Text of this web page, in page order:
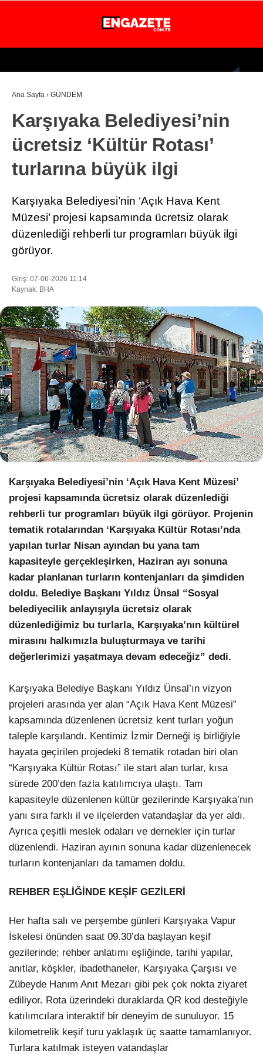
WhatsApp İhbar Hattı
Facebook
Instagram
Youtube
Pinterest
Dribbble
27.3
İSTANBUL
GÜNDEM
EKONOMİ
DÜNYA
MAGAZİN
SAĞLIK
TEKNOLOJİ
Ana Sayfa › GÜNDEM
Karşıyaka Belediyesi’nin
ücretsiz ‘Kültür Rotası’
turlarına büyük ilgi
Karşıyaka Belediyesi’nin ‘Açık Hava Kent
Müzesi’ projesi kapsamında ücretsiz olarak
düzenlediği rehberli tur programları büyük ilgi
görüyor.
Giriş: 07-06-2026 11:14
Kaynak: BHA
Karşıyaka Belediyesi’nin ‘Açık Hava Kent Müzesi’
projesi kapsamında ücretsiz olarak düzenlediği
rehberli tur programları büyük ilgi görüyor. Projenin
tematik rotalarından ‘Karşıyaka Kültür Rotası’nda
yapılan turlar Nisan ayından bu yana tam
kapasiteyle gerçekleşirken, Haziran ayı sonuna
kadar planlanan turların kontenjanları da şimdiden
doldu. Belediye Başkanı Yıldız Ünsal “Sosyal
belediyecilik anlayışıyla ücretsiz olarak
düzenlediğimiz bu turlarla, Karşıyaka’nın kültürel
mirasını halkımızla buluşturmaya ve tarihi
değerlerimizi yaşatmaya devam edeceğiz” dedi.
Karşıyaka Belediye Başkanı Yıldız Ünsal’ın vizyon
projeleri arasında yer alan “Açık Hava Kent Müzesi”
kapsamında düzenlenen ücretsiz kent turları yoğun
taleple karşılandı. Kentimiz İzmir Derneği iş birliğiyle
hayata geçirilen projedeki 8 tematik rotadan biri olan
“Karşıyaka Kültür Rotası” ile start alan turlar, kısa
sürede 200’den fazla katılımcıya ulaştı. Tam
kapasiteyle düzenlenen kültür gezilerinde Karşıyaka’nın
yanı sıra farklı il ve ilçelerden vatandaşlar da yer aldı.
Ayrıca çeşitli meslek odaları ve dernekler için turlar
düzenlendi. Haziran ayının sonuna kadar düzenlenecek
turların kontenjanları da tamamen doldu.
REHBER EŞLİĞİNDE KEŞİF GEZİLERİ
Her hafta salı ve perşembe günleri Karşıyaka Vapur
İskelesi önünden saat 09.30’da başlayan keşif
gezilerinde; rehber anlatımı eşliğinde, tarihi yapılar,
anıtlar, köşkler, ibadethaneler, Karşıyaka Çarşısı ve
Zübeyde Hanım Anıt Mezarı gibi pek çok nokta ziyaret
ediliyor. Rota üzerindeki duraklarda QR kod desteğiyle
katılımcılara interaktif bir deneyim de sunuluyor. 15
kilometrelik keşif turu yaklaşık üç saatte tamamlanıyor.
Turlara katılmak isteyen vatandaşlar